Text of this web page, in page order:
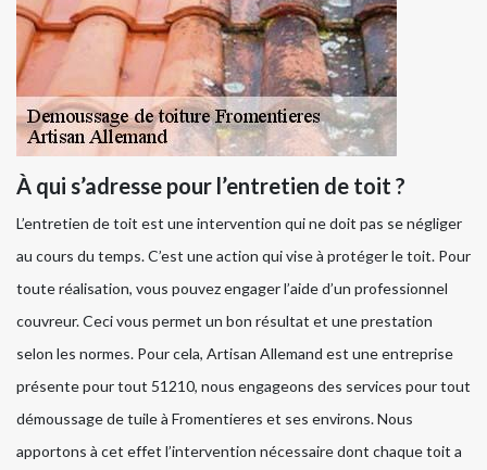
À qui s’adresse pour l’entretien de toit ?
L’entretien de toit est une intervention qui ne doit pas se négliger
au cours du temps. C’est une action qui vise à protéger le toit. Pour
toute réalisation, vous pouvez engager l’aide d’un professionnel
couvreur. Ceci vous permet un bon résultat et une prestation
selon les normes. Pour cela, Artisan Allemand est une entreprise
présente pour tout 51210, nous engageons des services pour tout
démoussage de tuile à Fromentieres et ses environs. Nous
apportons à cet effet l’intervention nécessaire dont chaque toit a